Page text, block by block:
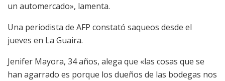
un automercado», lamenta.
Una periodista de AFP constató saqueos desde el
jueves en La Guaira.
Jenifer Mayora, 34 años, alega que «las cosas que se
han agarrado es porque los dueños de las bodegas nos